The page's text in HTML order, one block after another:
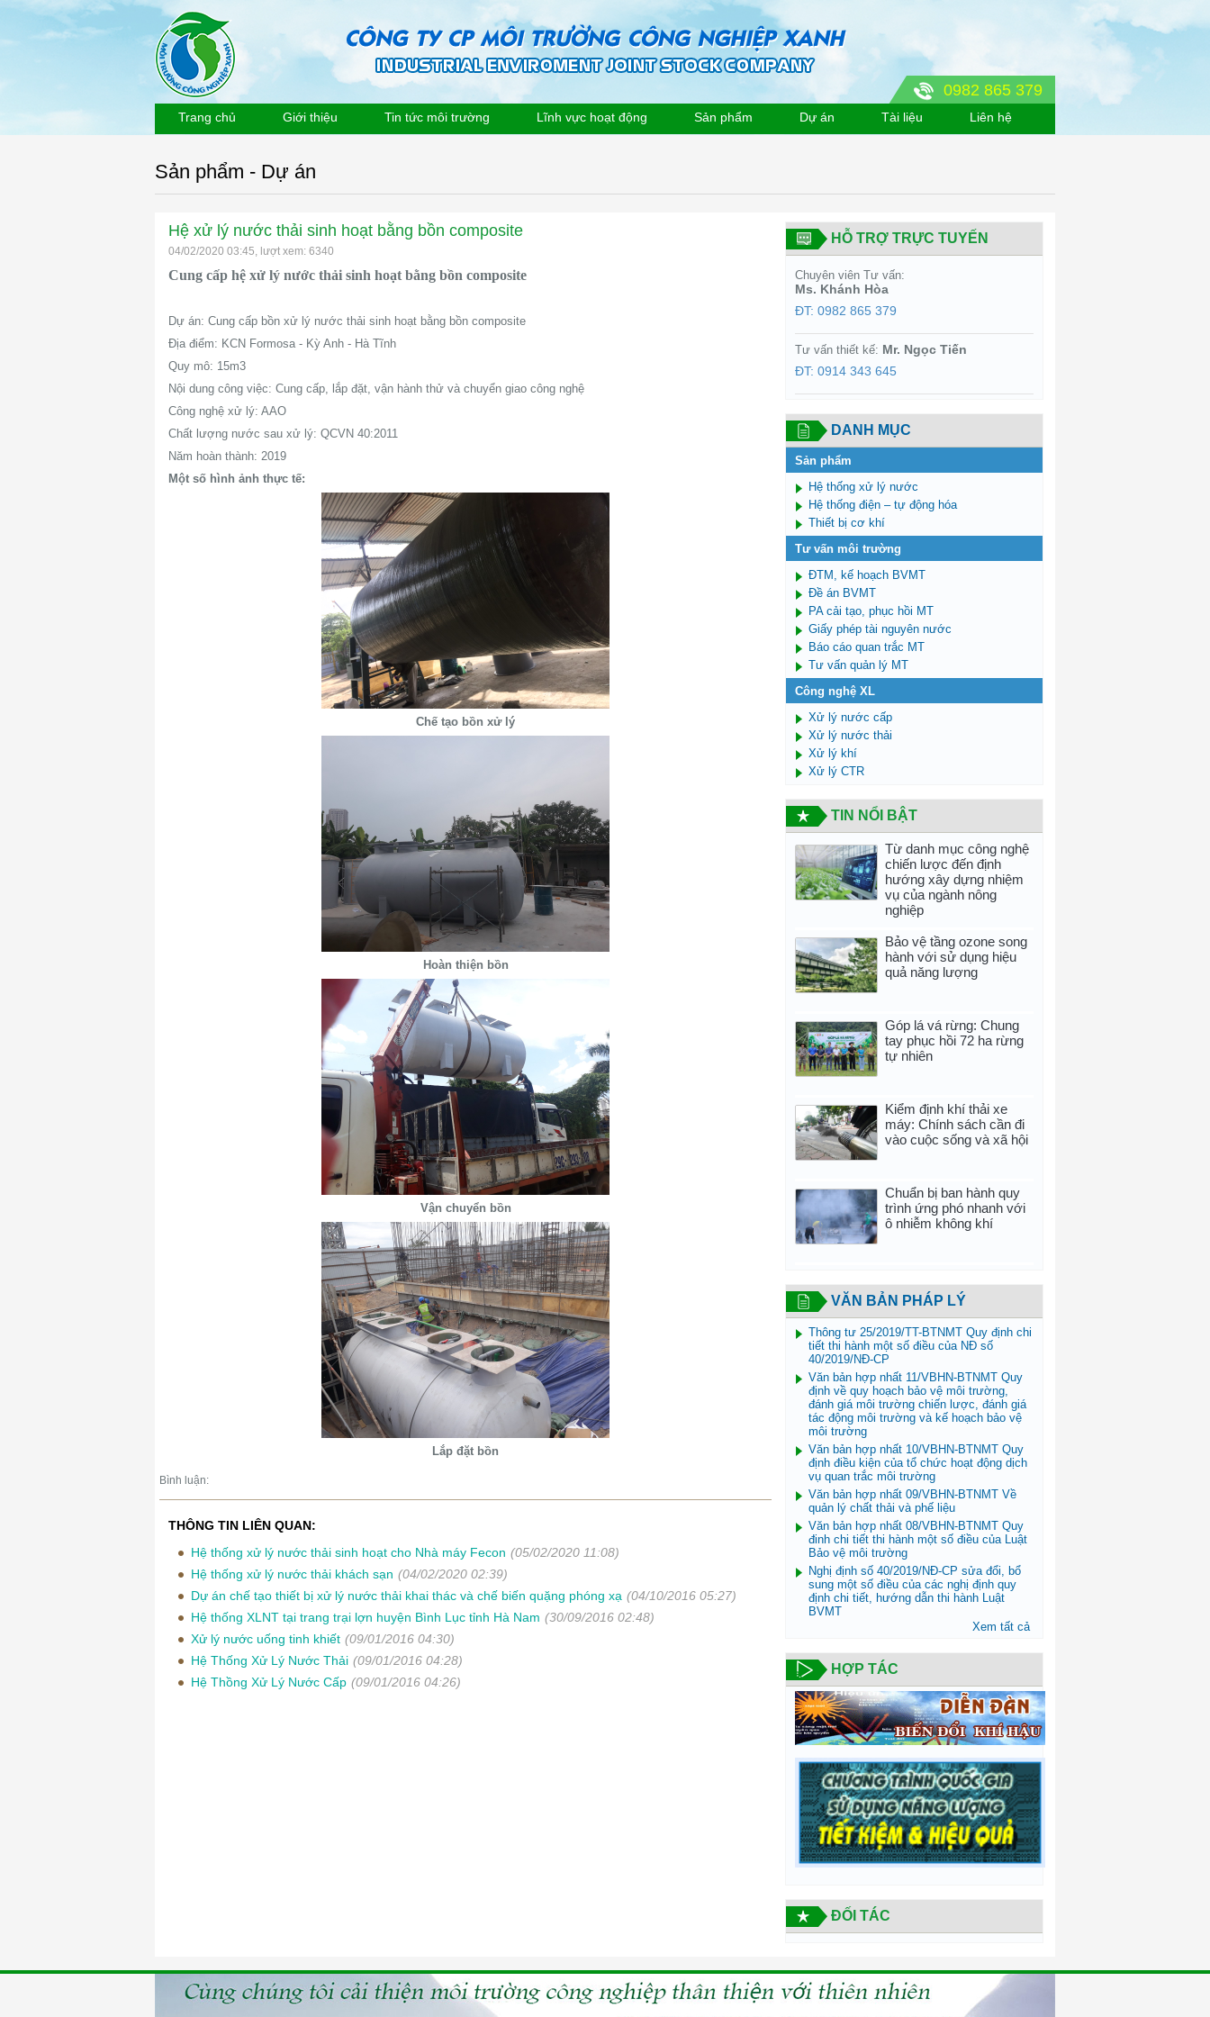
0982 865 379
Trang chủ Giới thiệu Tin tức môi trường Lĩnh vực hoạt động Sản phẩm Dự án Tài liệu Liên hệ
Sản phẩm - Dự án
Hệ xử lý nước thải sinh hoạt bằng bồn composite
04/02/2020 03:45, lượt xem: 6340
Cung cấp hệ xử lý nước thải sinh hoạt bằng bồn composite
Dự án: Cung cấp bồn xử lý nước thải sinh hoạt bằng bồn composite
Địa điểm: KCN Formosa - Kỳ Anh - Hà Tĩnh
Quy mô: 15m3
Nội dung công việc: Cung cấp, lắp đặt, vận hành thử và chuyển giao công nghệ
Công nghệ xử lý: AAO
Chất lượng nước sau xử lý: QCVN 40:2011
Năm hoàn thành: 2019
Một số hình ảnh thực tế:
Chế tạo bồn xử lý
Hoàn thiện bồn
Vận chuyển bồn
Lắp đặt bồn
Bình luận:
THÔNG TIN LIÊN QUAN:
Hệ thống xử lý nước thải sinh hoạt cho Nhà máy Fecon (05/02/2020 11:08)
Hệ thống xử lý nước thải khách sạn (04/02/2020 02:39)
Dự án chế tạo thiết bị xử lý nước thải khai thác và chế biến quặng phóng xạ (04/10/2016 05:27)
Hệ thống XLNT tại trang trại lợn huyện Bình Lục tỉnh Hà Nam (30/09/2016 02:48)
Xử lý nước uống tinh khiết (09/01/2016 04:30)
Hệ Thống Xử Lý Nước Thải (09/01/2016 04:28)
Hệ Thồng Xử Lý Nước Cấp (09/01/2016 04:26)
HỖ TRỢ TRỰC TUYẾN
Chuyên viên Tư vấn:
Ms. Khánh Hòa
ĐT: 0982 865 379
Tư vấn thiết kế: Mr. Ngọc Tiến
ĐT: 0914 343 645
DANH MỤC
Sản phẩm
Hệ thống xử lý nước
Hệ thống điện – tự động hóa
Thiết bị cơ khí
Tư vấn môi trường
ĐTM, kế hoạch BVMT
Đề án BVMT
PA cải tạo, phục hồi MT
Giấy phép tài nguyên nước
Báo cáo quan trắc MT
Tư vấn quản lý MT
Công nghệ XL
Xử lý nước cấp
Xử lý nước thải
Xử lý khí
Xử lý CTR
TIN NỔI BẬT
Từ danh mục công nghệ
chiến lược đến định
hướng xây dựng nhiệm
vụ của ngành nông
nghiệp
Bảo vệ tầng ozone song
hành với sử dụng hiệu
quả năng lượng
Góp lá vá rừng: Chung
tay phục hồi 72 ha rừng
tự nhiên
Kiểm định khí thải xe
máy: Chính sách cần đi
vào cuộc sống và xã hội
Chuẩn bị ban hành quy
trình ứng phó nhanh với
ô nhiễm không khí
VĂN BẢN PHÁP LÝ
Thông tư 25/2019/TT-BTNMT Quy định chi
tiết thi hành một số điều của NĐ số
40/2019/NĐ-CP
Văn bản hợp nhất 11/VBHN-BTNMT Quy
định về quy hoạch bảo vệ môi trường,
đánh giá môi trường chiến lược, đánh giá
tác động môi trường và kế hoạch bảo vệ
môi trường
Văn bản hợp nhất 10/VBHN-BTNMT Quy
định điều kiện của tổ chức hoạt động dịch
vụ quan trắc môi trường
Văn bản hợp nhất 09/VBHN-BTNMT Về
quản lý chất thải và phế liệu
Văn bản hợp nhất 08/VBHN-BTNMT Quy
đinh chi tiết thi hành một số điều của Luật
Bảo vệ môi trường
Nghị định số 40/2019/NĐ-CP sửa đổi, bổ
sung một số điều của các nghị định quy
định chi tiết, hướng dẫn thi hành Luật
BVMT
Xem tất cả
HỢP TÁC
ĐỐI TÁC